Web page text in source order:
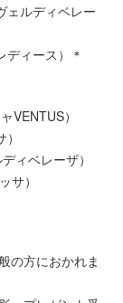
ルディベレー
ィース）＊
）
ベレーザ）
）
の方におかれま